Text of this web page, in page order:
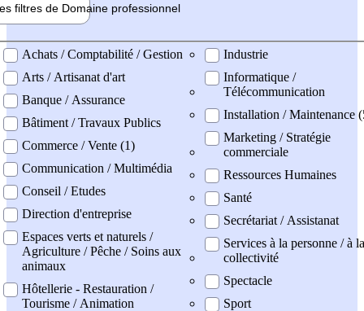
filtres de Domaine professionnel
professionel
Achats / Comptabilité / Gestion
Arts / Artisanat d'art
Banque / Assurance
Bâtiment / Travaux Publics
Commerce / Vente (1)
Communication / Multimédia
Conseil / Etudes
Direction d'entreprise
Espaces verts et naturels /
Agriculture / Pêche / Soins aux
animaux
Hôtellerie - Restauration /
Tourisme / Animation
Industrie
Informatique /
Télécommunication
Installation / Maintenance
Marketing / Stratégie
commerciale
Ressources Humaines
Santé
Secrétariat / Assistanat
Services à la personne / à la
collectivité
Spectacle
Sport